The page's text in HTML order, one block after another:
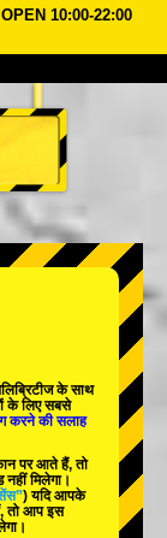
OPEN 10:00-22:00
कीमत
टोक्यो बे
के साथ
के लिएसबसे
करने की सलाह
पर आते हैं, तो
मिलेगा।
) यदि आपके
तो आप इस